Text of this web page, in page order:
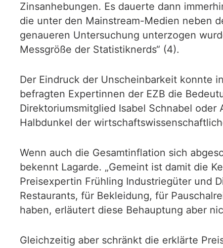
Zinsanhebungen. Es dauerte dann
die unter den Mainstream-Medien neben
genaueren Untersuchung unterzogen
Messgröße der Statistiknerds“ (4).
Der Eindruck der Unscheinbarkeit konnte
befragten Expertinnen der EZB die
Direktoriumsmitglied Isabel Schnabel
Halbdunkel der
Wenn auch die Gesamtinflation sich
bekennt Lagarde. „Gemeint ist damit die
Preisexpertin Frühling Industriegüter und
Restaurants, für Bekleidung, für
haben, erläutert diese Behauptung aber
Gleichzeitig aber schränkt die erklärte